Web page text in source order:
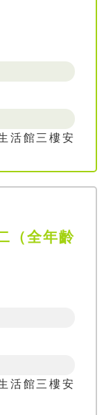
活館三樓安
（全年齡
活館三樓安